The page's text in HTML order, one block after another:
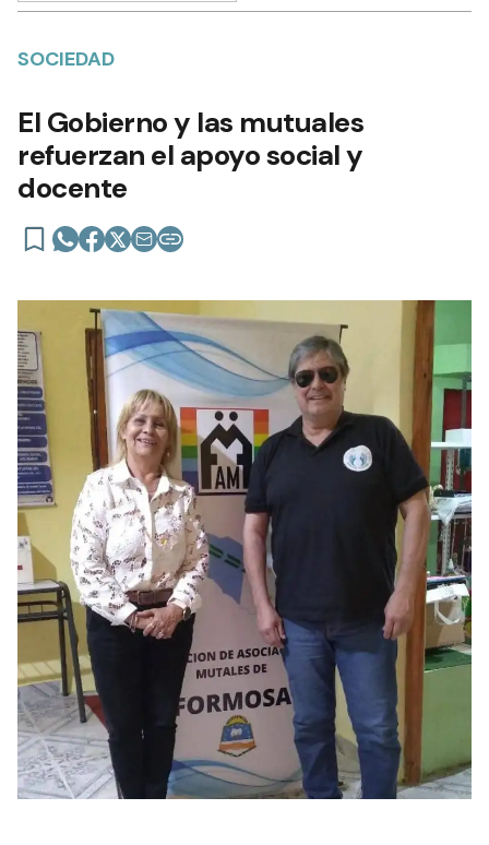
SOCIEDAD
El Gobierno y las mutuales
refuerzan el apoyo social y
docente